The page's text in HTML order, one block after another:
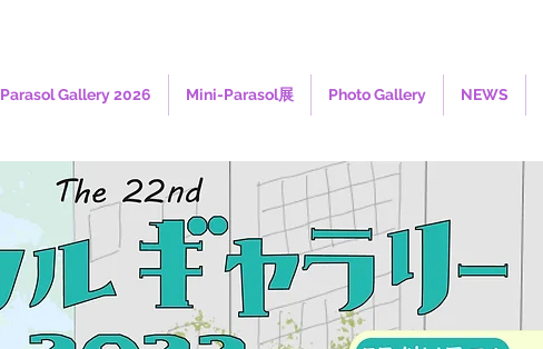
Parasol Gallery 2026 Mini-Parasol展 Photo Gallery NEWS